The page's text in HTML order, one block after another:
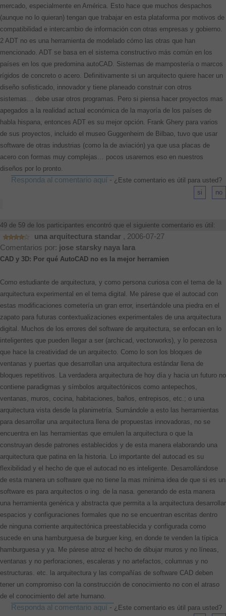
mercado, especialmente en América. Esto hace que muchos despachos
(aunque no lo quieran) tengan que trabajar en esta plataforma por motivos de
compatibilidad e intercambio de información con otras empresas y gobierno.
2 ADT no es una herramienta de modelado cómo las otras que han
mencionado. ADT se basa en el sistema constructivo más común en los
países en los que predomina autoCAD. Sistemas de mampostería o marcos
rígidos de concreto o acero. Definitivamente si un arquitecto quiere hacer un
diseño sofisticado, innovador y tiene planeado construir con otros
sistemas… debe usar otros programas. Pero si piensa hacer proyectos mas
apegados a la realidad actual económica de la mayoría de los países de
habla hispana, entonces ADT es su mejor opción. Frank Ghery para varios
de sus proyectos, incluido el museo Guggenheim de Bilbao, tuvo que usar
software de otras industrias (como la de aviación) ya que usa placas de
acero con formas muy complejas… pocos usaremos eso en nuestros
diseños por lo pronto.
Responda al comentario aquí - ¿Este comentario es útil para usted?
49 de 59 de los participantes encontró que el siguiente comentario es útil:
una arquitectura standar , 2006-07-27
Comentarios por: jose starsky naya lara
CAD y 3D: Por qué AutoCAD no es la mejor herramien
Como estudiante de arquitectura, y como persona curiosa con el tema de la
arquitectura experimental en el tema digital. Me párese que el autocad con
estas modificaciones cometería un gran error, insertándole una piedra en el
zapato para futuras contextualizaciones experimentales de una arquitectura
digital. Muchos de los errores del software de arquitectura, se enfocan en lo
inteligentes que pueden llegar a ser (archicad, vectorworks), y lo perezosa
que hace la creatividad de un arquitecto. Como lo son los bloques de
ventanas y puertas que desarrollan una arquitectura estándar llena de
bloques repetitivos. La verdadera arquitectura de hoy día y hacia un futuro no
contiene paradigmas y símbolos arquitectónicos como antepechos,
ventanas, muros, cocina, habitaciones, baños, entrepisos, etc.; o una
arquitectura vista desde la planimetría. Sumándole a esto las herramientas
para desarrollar una arquitectura llena de propuestas innovadoras, no se
encuentra en las herramientas que emulen la arquitectura o que la
construyan desde patrones establecidos y de esta manera elaborando una
arquitectura que patina en la historia. Lo importante del autocad es su
flexibilidad y el hecho de que el autocad no es inteligente. Desarrollándose
de esta manera un software que no tiene la mas mínima idea de que si es un
software es para arquitectos o ing. de la nasa. generando de esta manera
una herramienta genérica y abstracta que permita a la arquitectura desarrollar
espacios y configuraciones formales que no se encuentran escritas dentro
de ninguna corriente arquitectónica preestablecida y configurada como
sucede en una hamburguesa de burguer king, en donde te venden la típica
hamburguesa y ya. Me párese atroz el hecho de dibujar muros y no líneas,
ventanas y no perforaciones, escaleras y no artefactos, columnas y no
estructuras. etc. la arquitectura y las compañías de software CAD deben
tener un compromiso con la construcción de conocimiento no con el atraso
de el conocimiento del arte humano.
Responda al comentario aquí - ¿Este comentario es útil para usted?